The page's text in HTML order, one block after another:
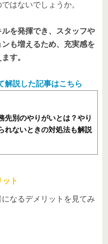
はないでしょうか。
を発揮でき、スタッフや
も増えるため、充実感を
す。
解説した記事はこちら
先別のやりがいとは？やり
れないときの対処法も解説
ト
なるデメリットを見てみ